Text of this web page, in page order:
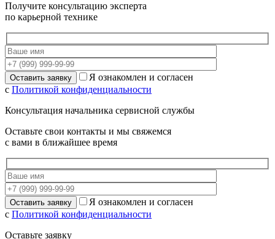
Получите консультацию эксперта
по карьерной технике
Я ознакомлен и согласен
с Политикой конфиденциальности
Консультация начальника сервисной службы
Оставьте свои контакты и мы свяжемся
с вами в ближайшее время
Я ознакомлен и согласен
с Политикой конфиденциальности
Оставьте заявку